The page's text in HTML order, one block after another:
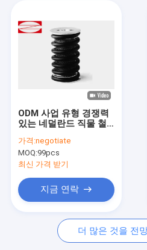
제품 소개
VR 쇼
회사 소개
연락처
뉴스
ODM 사업 유형 경쟁력
있는 네덜란드 직물 철
가격:negotiate
MOQ:99pcs
최신 가격 받기
지금 연락
더 많은 것을 전